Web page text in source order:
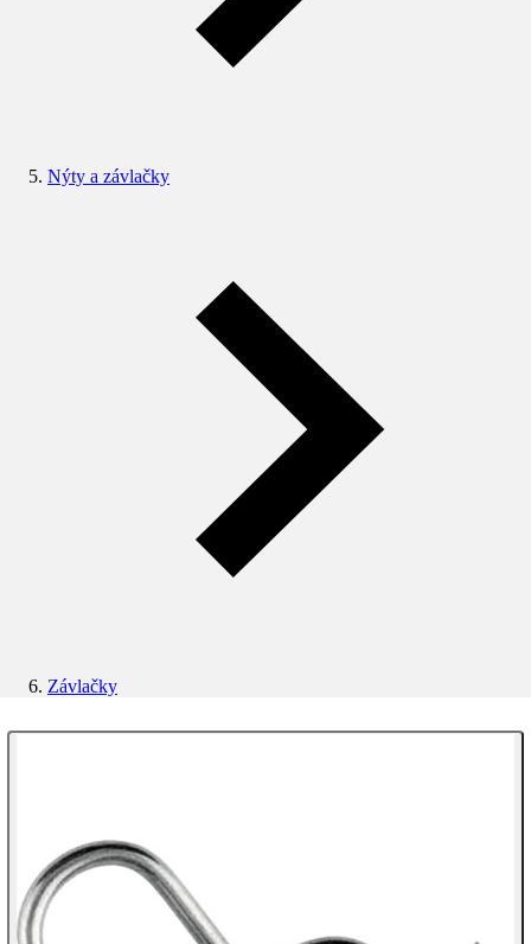
Nýty a závlačky
Závlačky